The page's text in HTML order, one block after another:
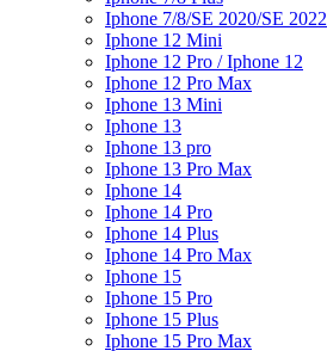
Iphone 7/8/SE 2020/SE 2022
Iphone 12 Mini
Iphone 12 Pro / Iphone 12
Iphone 12 Pro Max
Iphone 13 Mini
Iphone 13
Iphone 13 pro
Iphone 13 Pro Max
Iphone 14
Iphone 14 Pro
Iphone 14 Plus
Iphone 14 Pro Max
Iphone 15
Iphone 15 Pro
Iphone 15 Plus
Iphone 15 Pro Max